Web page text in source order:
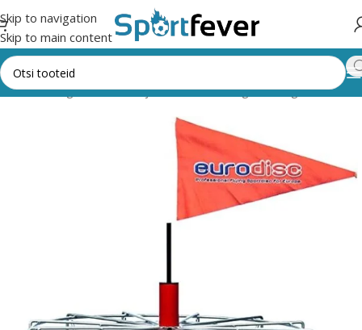
Skip to navigation
Skip to main content
Kõik kategooriad Õue- ja seltskonnamängud Discgolf Korvid